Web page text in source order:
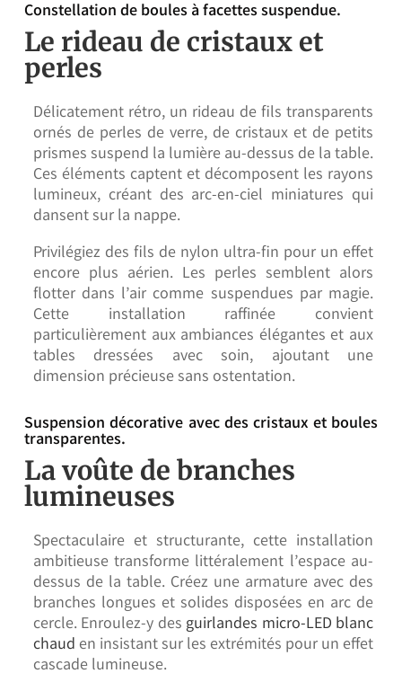
Constellation de boules à facettes suspendue.
Le rideau de cristaux et
perles
Délicatement rétro, un rideau de fils transparents
ornés de perles de verre, de cristaux et de petits
prismes suspend la lumière au-dessus de la table.
Ces éléments captent et décomposent les rayons
lumineux, créant des arc-en-ciel miniatures qui
dansent sur la nappe.
Privilégiez des fils de nylon ultra-fin pour un effet
encore plus aérien. Les perles semblent alors
flotter dans l’air comme suspendues par magie.
Cette installation raffinée convient
particulièrement aux ambiances élégantes et aux
tables dressées avec soin, ajoutant une
dimension précieuse sans ostentation.
Suspension décorative avec des cristaux et boules
transparentes.
La voûte de branches
lumineuses
Spectaculaire et structurante, cette installation
ambitieuse transforme littéralement l’espace au-
dessus de la table. Créez une armature avec des
branches longues et solides disposées en arc de
cercle. Enroulez-y desguirlandes micro-LED blanc
chaud en insistant sur les extrémités pour un effet
cascade lumineuse.